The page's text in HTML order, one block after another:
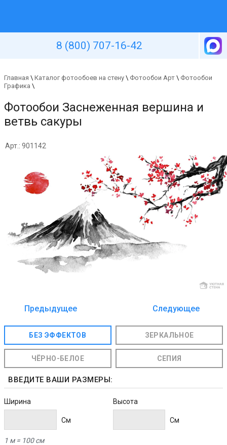
8 (800) 707-16-42
Главная \ Каталог фотообоев на стену \ Фотообои Арт \ Фотообои
Графика \
Фотообои Заснеженная вершина и
ветвь сакуры
Арт.: 901142
Предыдущее
Следующее
БЕЗ ЭФФЕКТОВ ЗЕРКАЛЬНОЕ
ЧЁРНО-БЕЛОЕ СЕПИЯ
ВВЕДИТЕ ВАШИ РАЗМЕРЫ:
Ширина
Cм
Высота
Cм
1 м = 100 см